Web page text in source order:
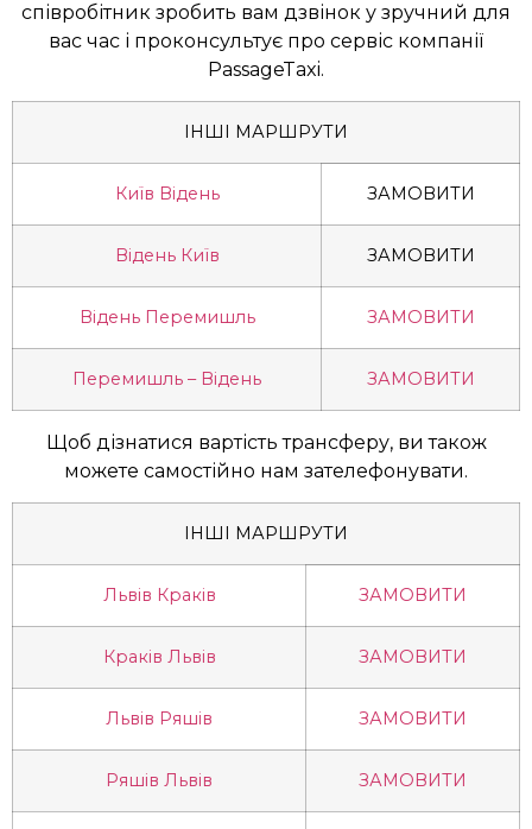
співробітник зробить вам дзвінок у зручний для
вас час і проконсультує про сервіс компанії
PassageTaxi.
ІНШІ МАРШРУТИ
Київ Відень ЗАМОВИТИ
Відень Київ ЗАМОВИТИ
Відень Перемишль ЗАМОВИТИ
Перемишль – Відень ЗАМОВИТИ
Щоб дізнатися вартість трансферу, ви також
можете самостійно нам зателефонувати.
ІНШІ МАРШРУТИ
Львів Краків ЗАМОВИТИ
Краків Львів ЗАМОВИТИ
Львів Ряшів ЗАМОВИТИ
Ряшів Львів ЗАМОВИТИ